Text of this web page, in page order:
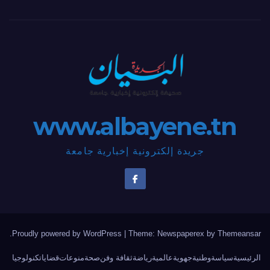
www.albayene.tn
جريدة إلكترونية إخبارية جامعة
Proudly powered by WordPress Theme: Newspaperex by Themeansar
الرئيسيةسياسةوطنيةجهويةعالميةرياضةثقافة وفنصحةمنوعاتقضاياتكنولوجيا